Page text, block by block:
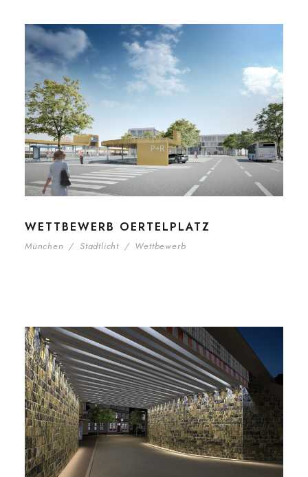
WETTBEWERB OERTELPLATZ
München / Stadtlicht / Wettbewerb